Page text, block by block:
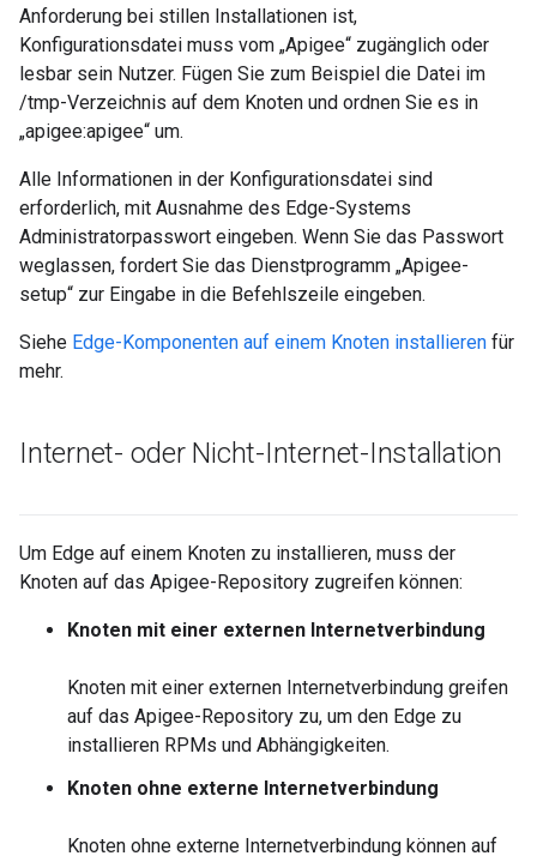
Anforderung bei stillen Installationen ist,
Konfigurationsdatei muss vom „Apigee“ zugänglich oder
lesbar sein Nutzer. Fügen Sie zum Beispiel die Datei im
/tmp-Verzeichnis auf dem Knoten und ordnen Sie es in
„apigee:apigee“ um.
Alle Informationen in der Konfigurationsdatei sind
erforderlich, mit Ausnahme des Edge-Systems
Administratorpasswort eingeben. Wenn Sie das Passwort
weglassen, fordert Sie das Dienstprogramm „Apigee-
setup“ zur Eingabe in die Befehlszeile eingeben.
Siehe Edge-Komponenten auf einem Knoten installieren für
mehr.
Internet- oder Nicht-Internet-Installation
Um Edge auf einem Knoten zu installieren, muss der
Knoten auf das Apigee-Repository zugreifen können:
Knoten mit einer externen Internetverbindung
Knoten mit einer externen Internetverbindung greifen
auf das Apigee-Repository zu, um den Edge zu
installieren RPMs und Abhängigkeiten.
Knoten ohne externe Internetverbindung
Knoten ohne externe Internetverbindung können auf